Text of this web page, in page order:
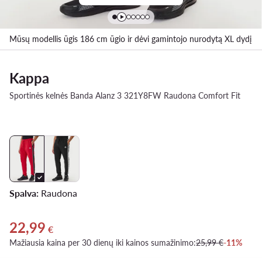
Mūsų modellis ūgis 186 cm ūgio ir dėvi gamintojo nurodytą XL dydį
Kappa
Sportinės kelnės Banda Alanz 3 321Y8FW Raudona Comfort Fit
Spalva: Raudona
Dabartinė kaina 22,99 €
22,99 €
Mažiausia kaina per 30 dienų iki kainos sumažinimo:25,99 €-11%